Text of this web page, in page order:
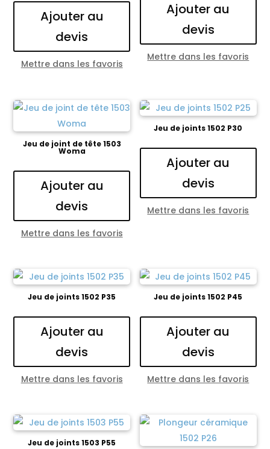
Ajouter au
devis
Mettre dans les favoris
Ajouter au
devis
Mettre dans les favoris
Jeu de joint de tête 1503
Woma
Ajouter au
devis
Mettre dans les favoris
Jeu de joints 1502 P30
Ajouter au
devis
Mettre dans les favoris
Jeu de joints 1502 P35
Ajouter au
devis
Mettre dans les favoris
Jeu de joints 1502 P45
Ajouter au
devis
Mettre dans les favoris
Jeu de joints 1503 P55